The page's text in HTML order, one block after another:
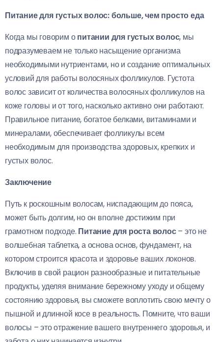
Питание для густых волос: больше, чем просто еда
Когда мы говорим опитании для густых волос, мы
подразумеваем не только насыщение организма
необходимыми нутриентами, но и создание оптимальных
условий для работы волосяных фолликулов. Густота
волос зависит от количества волосяных фолликулов на
коже головы и от того, насколько активно они работают.
Правильное питание, богатое белками, витаминами и
минералами, обеспечивает фолликулы всем
необходимым для производства здоровых, крепких и
густых волос.
Заключение
Путь к роскошным волосам, ниспадающим до пояса,
может быть долгим, но он вполне достижим при
грамотном подходе. Питание для роста волос– это не
волшебная таблетка, а основа основ, фундамент, на
котором строится красота и здоровье ваших локонов.
Включив в свой рацион разнообразные и питательные
продукты, уделяя внимание бережному уходу и общему
состоянию здоровья, вы сможете воплотить свою мечту о
пышной и длинной косе в реальность. Помните, что ваши
волосы – это отражение вашего внутреннего здоровья, и